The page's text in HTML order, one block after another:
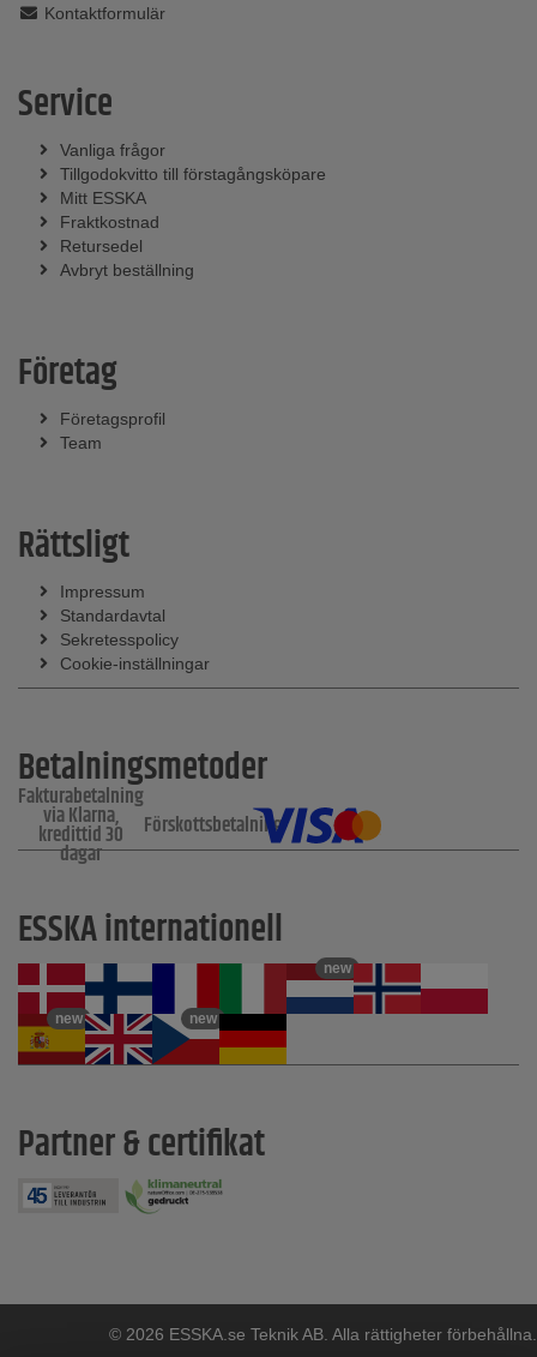
Kontaktformulär
Service
Vanliga frågor
Tillgodokvitto till förstagångsköpare
Mitt ESSKA
Fraktkostnad
Retursedel
Avbryt beställning
Företag
Företagsprofil
Team
Rättsligt
Impressum
Standardavtal
Sekretesspolicy
Cookie-inställningar
Betalningsmetoder
Fakturabetalning
via Klarna,
kredittid 30
dagar
Förskottsbetalning
ESSKA internationell
new
new new
Partner & certifikat
© 2026 ESSKA.se Teknik AB. Alla rättigheter förbehållna.